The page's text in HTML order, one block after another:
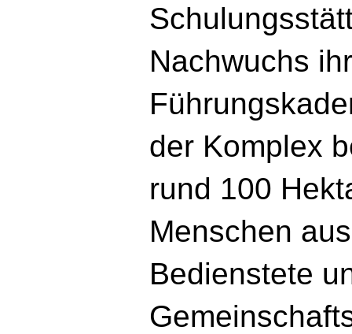
Nachwuchs
der Komplex
rund 100
Menschen
Bedienstete